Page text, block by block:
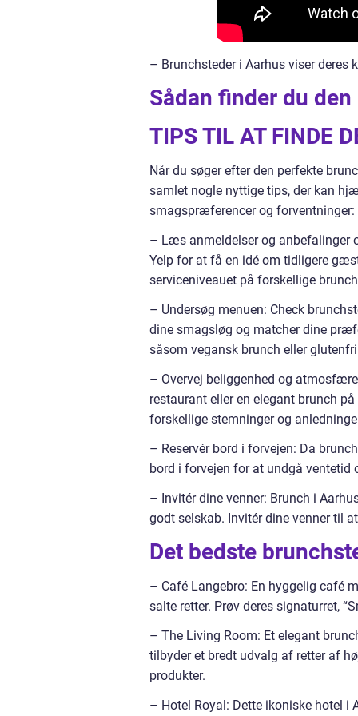
– Brunchsteder i Aarhus viser deres
Sådan finder du
TIPS TIL AT FINDE
Når du søger efter den perfekte
samlet nogle nyttige tips, der kan
smagspræferencer og forventninger:
– Læs anmeldelser og anbefalinger
Yelp for at få en idé om tidligere
serviceniveauet på forskellige
– Undersøg menuen: Check
dine smagsløg og matcher dine
såsom vegansk brunch eller
– Overvej beliggenhed og
restaurant eller en elegant brunch
forskellige stemninger og
– Reservér bord i forvejen: Da
bord i forvejen for at undgå ventetid
– Invitér dine venner: Brunch i
godt selskab. Invitér dine venner til
Det bedste
– Café Langebro: En hyggelig café
salte retter. Prøv deres signaturret,
– The Living Room: Et elegant
tilbyder et bredt udvalg af retter af
produkter.
– Hotel Royal: Dette ikoniske hotel i